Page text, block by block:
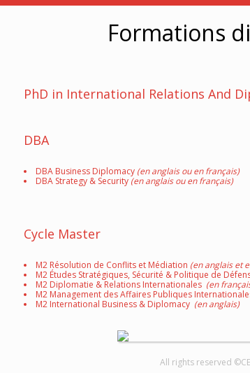
Formations
PhD in International Relations And
DBA
DBA Business Diplomacy (en anglais ou en français)
DBA Strategy & Security (en anglais ou en français)
Cycle Master
M2 Résolution de Conflits et Médiation (en anglais et
M2 Études Stratégiques, Sécurité & Politique de
M2 Diplomatie & Relations Internationales (en
M2 Management des Affaires Publiques
M2 International Business & Diplomacy (en anglais)
All rights reserved